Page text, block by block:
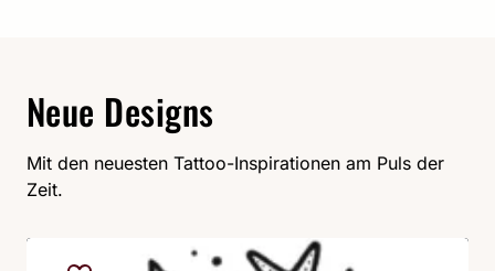
Neue Designs
Mit den neuesten Tattoo-Inspirationen am Puls der
Zeit.